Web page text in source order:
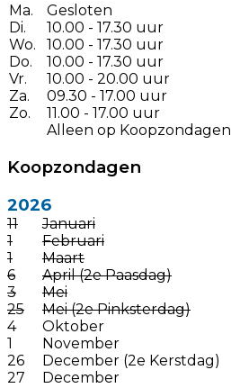
Ma.
Di.
Wo.
Do.
Vr.
Za.
Zo.
Gesloten
10.00 - 17.30 uur
10.00 - 17.30 uur
10.00 - 17.30 uur
10.00 - 20.00 uur
09.30 - 17.00 uur
11.00 - 17.00 uur
Alleen op Koopzondagen
Koopzondagen
2026
11
Januari
1
Februari
1
Maart
6
April (2e Paasdag)
3
Mei
25
Mei (2e Pinksterdag)
4
Oktober
1
November
26
December (2e Kerstdag)
27
December